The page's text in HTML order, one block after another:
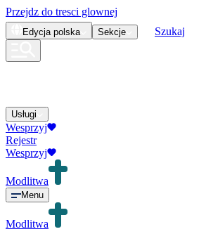
Przejdz do tresci glownej
Edycja polska Sekcje Szukaj
Usługi
Wesprzyj
Rejestr
Wesprzyj
Modlitwa
Menu
Modlitwa